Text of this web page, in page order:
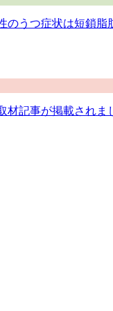
のうつ症状は短鎖
材記事が掲載されま